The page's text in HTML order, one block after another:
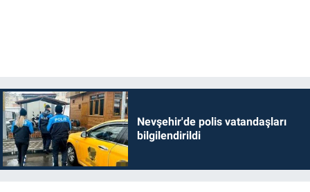
Nevşehir'de polis vatandaşları
bilgilendirildi